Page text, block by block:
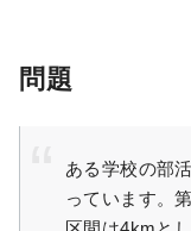
問題
ある学校の部
っています。